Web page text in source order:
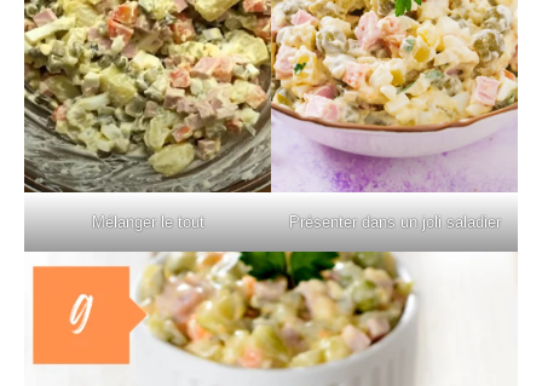
Mélanger le tout Présenter dans un joli saladier